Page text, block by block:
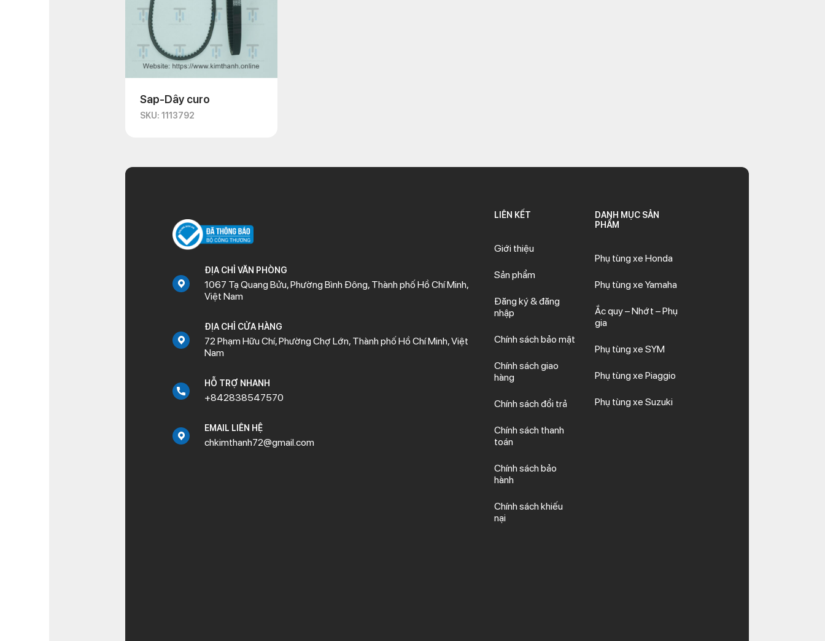
Sap-Dây curo
SKU: 1113792
ĐỊA CHỈ VĂN PHÒNG
1067 Tạ Quang Bửu, Phường Bình Đông, Thành phố Hồ Chí Minh,
Việt Nam
ĐỊA CHỈ CỬA HÀNG
72 Phạm Hữu Chí, Phường Chợ Lớn, Thành phố Hồ Chí Minh, Việt
Nam
HỖ TRỢ NHANH
+842838547570
EMAIL LIÊN HỆ
chkimthanh72@gmail.com
LIÊN KẾT
Giới thiệu
Sản phẩm
Đăng ký & đăng
nhập
Chính sách bảo mật
Chính sách giao
hàng
Chính sách đổi trả
Chính sách thanh
toán
Chính sách bảo
hành
Chính sách khiếu
nại
DANH MỤC SẢN
PHẨM
Phụ tùng xe Honda
Phụ tùng xe Yamaha
Ắc quy – Nhớt – Phụ
gia
Phụ tùng xe SYM
Phụ tùng xe Piaggio
Phụ tùng xe Suzuki